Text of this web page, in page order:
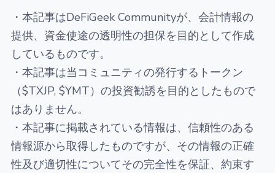
・本記事はDeFiGeek Communityが、会計情報の
提供、資金使途の透明性の担保を目的として作成
しているものです。
・本記事は当コミュニティの発行するトークン
（$TXJP, $YMT）の投資勧誘を目的としたもので
はありません。
・本記事に掲載されている情報は、信頼性のある
情報源から取得したものですが、その情報の正確
性及び適切性についてその完全性を保証、約束す